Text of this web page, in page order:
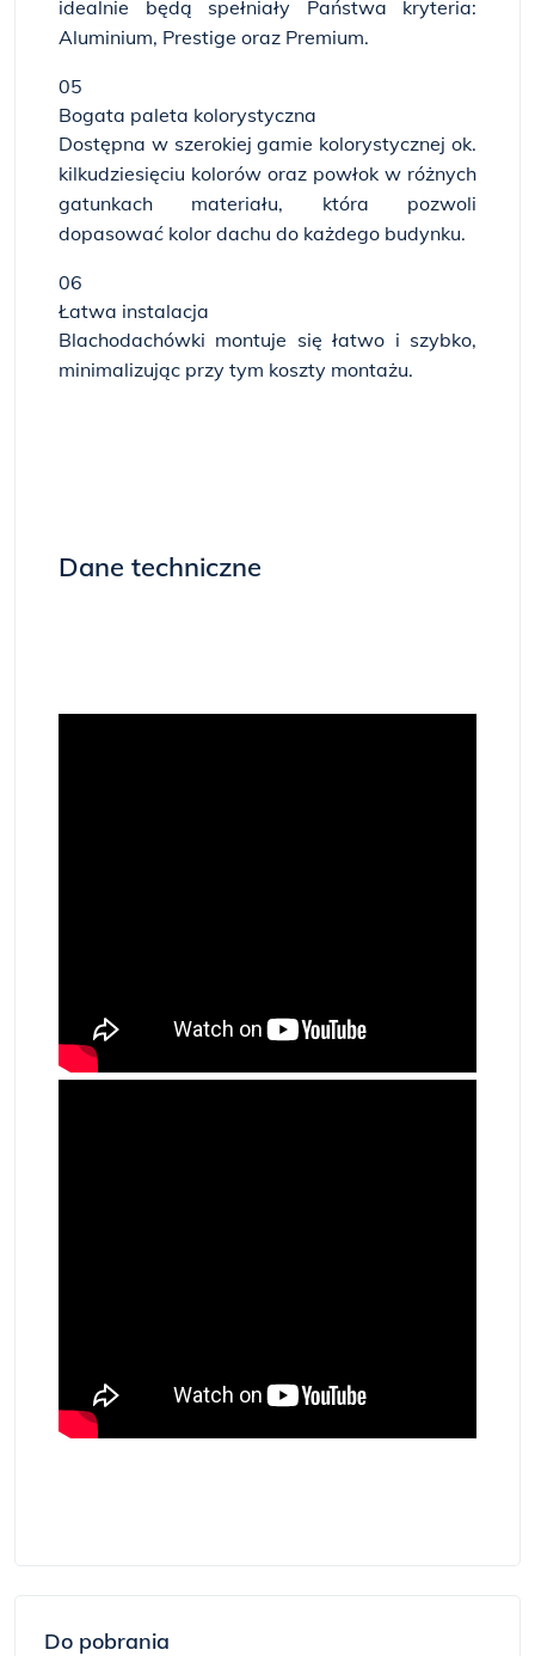
idealnie będą spełniały Państwa kryteria:
Aluminium, Prestige oraz Premium.
05
Bogata paleta kolorystyczna
Dostępna w szerokiej gamie kolorystycznej ok.
kilkudziesięciu kolorów oraz powłok w różnych
gatunkach materiału, która pozwoli
dopasować kolor dachu do każdego budynku.
06
Łatwa instalacja
Blachodachówki montuje się łatwo i szybko,
minimalizując przy tym koszty montażu.
Dane techniczne
Do pobrania